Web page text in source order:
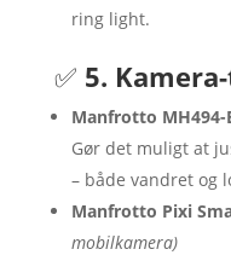
ring light.
✅ 5.
Manfrotto MH494-
Gør det muligt at
– både vandret og
Manfrotto Pixi
mobilkamera)